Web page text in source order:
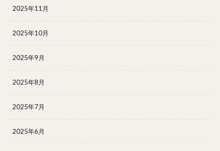
2025年11月
2025年10月
2025年9月
2025年8月
2025年7月
2025年6月